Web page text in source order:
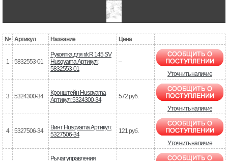
№ Артикул Название Цена
1 5832553-01
Рукоятка для г/к R 145 SV
Husqvarna Артикул:
5832553-01
–
Уточнить наличие
3 5324300-34
Кронштейн Husqvarna
Артикул: 5324300-34
572 руб.
Уточнить наличие
4 5327506-34
Винт Husqvarna Артикул:
5327506-34
121 руб.
Уточнить наличие
Рычаг управления